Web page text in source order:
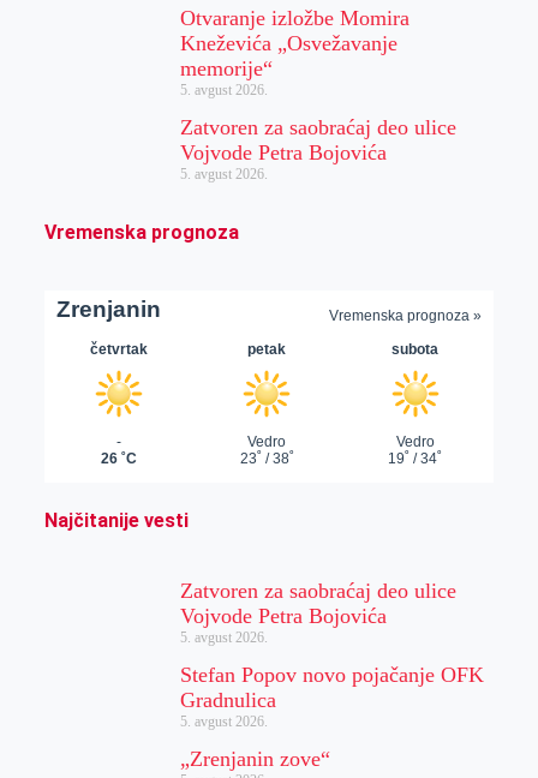
Otvaranje izložbe Momira
Kneževića „Osvežavanje
memorije“
5. avgust 2026.
Zatvoren za saobraćaj deo ulice
Vojvode Petra Bojovića
5. avgust 2026.
Vremenska prognoza
Najčitanije vesti
Zatvoren za saobraćaj deo ulice
Vojvode Petra Bojovića
5. avgust 2026.
Stefan Popov novo pojačanje OFK
Gradnulica
5. avgust 2026.
„Zrenjanin zove“